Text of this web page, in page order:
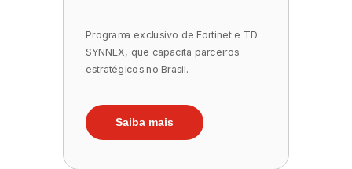
Programa exclusivo de Fortinet e TD
SYNNEX, que capacita parceiros
estratégicos no Brasil.
Saiba mais